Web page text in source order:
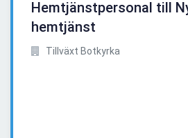
Hemtjänstpersonal till
hemtjänst
Tillväxt Botkyrka